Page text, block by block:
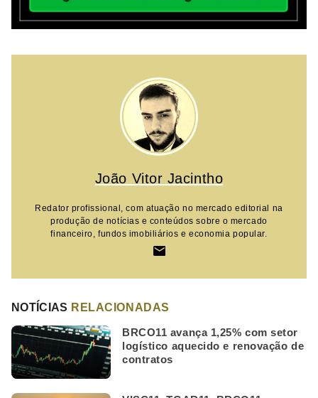
João Vitor Jacintho
Redator profissional, com atuação no mercado editorial na
produção de notícias e conteúdos sobre o mercado
financeiro, fundos imobiliários e economia popular.
NOTÍCIAS RELACIONADAS
BRCO11 avança 1,25% com setor
logístico aquecido e renovação de
contratos